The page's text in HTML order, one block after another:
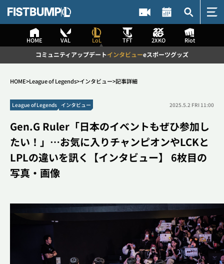
HOME VAL LoL TFT 2XKO Riot
コミュニティアップデートインタビューeスポーツグッズ
検索
#DetonatioN FocusMe #The k4sen
#VALORANT
#League of Legends
League of Legends インタビュー
HOME
コミュニティ
アップデート
グッズ
League of Legends
コミュニティ
アップデート
インタビュー
eスポーツ
グッズ
コミュニティ
アップデート
インタビュー
2XKO
コミュニティ
アップデート
HOME League of Legends インタビュー 記事詳細
League of Legends インタビュー 2025.5.2 FRI 11:00
Gen.G Ruler「日本のイベントもぜひ参加し
たい！」…お気に入りチャンピオンやLCKと
LPLの違いを訊く【インタビュー】 6枚目の
写真・画像